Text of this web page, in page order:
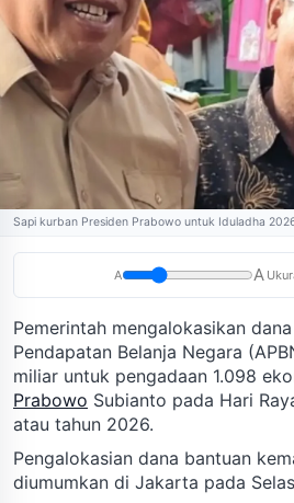
Sapi kurban Presiden Prabowo untuk Iduladha
A A
Pemerintah mengalokasikan
Pendapatan Belanja Negara
miliar untuk pengadaan 1.098
Prabowo Subianto pada Hari
atau tahun 2026.
Pengalokasian dana bantuan
diumumkan di Jakarta pada